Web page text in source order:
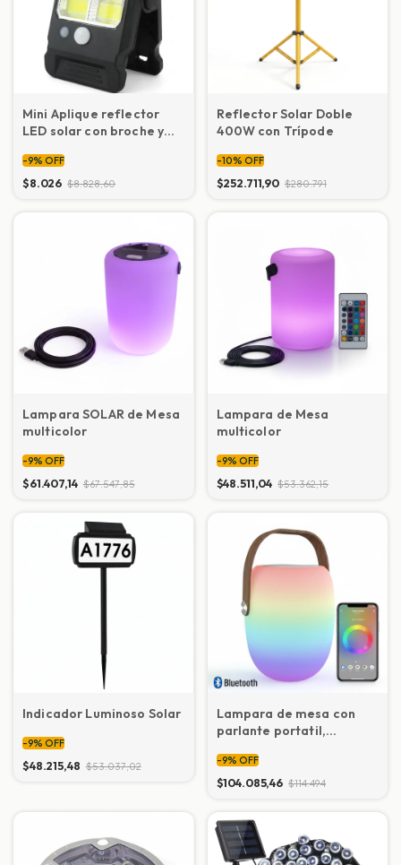
Mini Aplique reflector
LED solar con broche y
-9% OFF
$8.026 $8.828,60
Reflector Solar Doble
400W con Trípode
-10% OFF
$252.711,90 $280.791
Lampara SOLAR de Mesa
multicolor
-9% OFF
$61.407,14 $67.547,85
Lampara de Mesa
multicolor
-9% OFF
$48.511,04 $53.362,15
Indicador Luminoso Solar
-9% OFF
$48.215,48 $53.037,02
Lampara de mesa con
parlante portatil,
-9% OFF
$104.085,46 $114.494